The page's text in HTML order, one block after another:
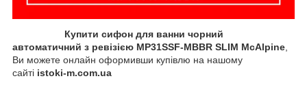
Купити сифон для ванни чорний
автоматичний з ревізією MP31SSF-MBBR SLIM McAlpine,
Ви можете онлайн оформивши купівлю на нашому
сайті istoki-m.com.ua